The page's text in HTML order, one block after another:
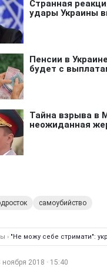
самоубийство
› "Не можу себе стримати":
ноября 2018 · 15:40